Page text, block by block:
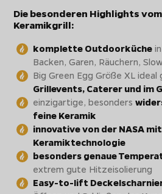
Die besonderen Highlights vom
Keramikgrill:
komplette Outdoorküche
Backen, Garen, Räuchern,
Big Green Egg Größe XL
Grillevents, Caterer und im
einzigartige, besonders
feine Keramik
innovative von der NASA
Keramiktechnologie
besonders genaue
extrem gute Hitzeisolierung
Easy-to-lift